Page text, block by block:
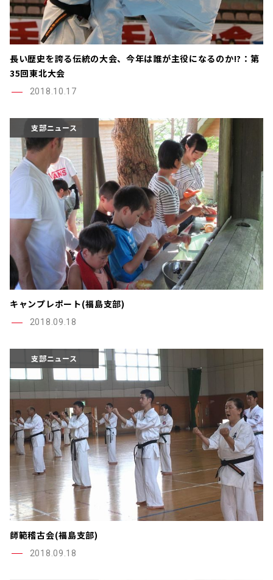
長い歴史を誇る伝統の大会、今年は誰が主役になるのか!?：第
35回東北大会
2018.10.17
支部ニュース
キャンプレポート(福島支部)
2018.09.18
支部ニュース
師範稽古会(福島支部)
2018.09.18